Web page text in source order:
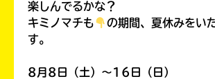
楽しんでるかな？
キミノマチも
の期間、夏休みをい
す。
8月8日（土）～16日（日）